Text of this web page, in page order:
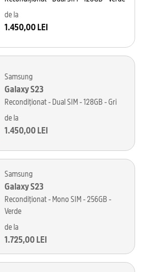
de la
1.450,00 LEI
Samsung
Galaxy S23
Recondiționat - Dual SIM - 128GB - Gri
de la
1.450,00 LEI
Samsung
Galaxy S23
Recondiționat - Mono SIM - 256GB -
Verde
de la
1.725,00 LEI